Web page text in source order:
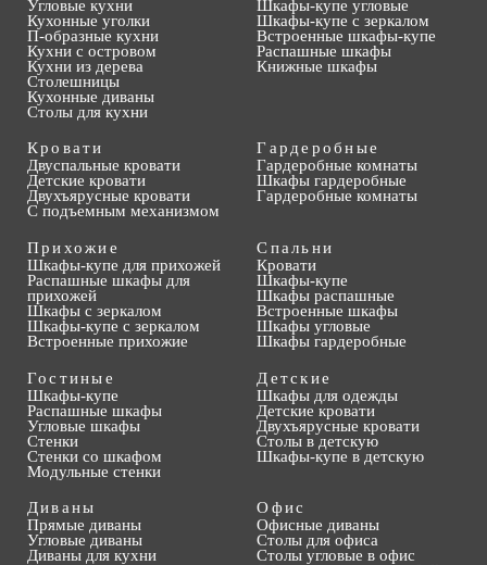
Угловые кухни
Кухонные уголки
П-образные кухни
Кухни с островом
Кухни из дерева
Столешницы
Кухонные диваны
Столы для кухни
Шкафы-купе угловые
Шкафы-купе с зеркалом
Встроенные шкафы-купе
Распашные шкафы
Книжные шкафы
Кровати
Двуспальные кровати
Детские кровати
Двухъярусные кровати
С подъемным механизмом
Гардеробные
Гардеробные комнаты
Шкафы гардеробные
Гардеробные комнаты
Прихожие
Шкафы-купе для прихожей
Распашные шкафы для
прихожей
Шкафы с зеркалом
Шкафы-купе с зеркалом
Встроенные прихожие
Спальни
Кровати
Шкафы-купе
Шкафы распашные
Встроенные шкафы
Шкафы угловые
Шкафы гардеробные
Гостиные
Шкафы-купе
Распашные шкафы
Угловые шкафы
Стенки
Стенки со шкафом
Модульные стенки
Детские
Шкафы для одежды
Детские кровати
Двухъярусные кровати
Столы в детскую
Шкафы-купе в детскую
Диваны
Прямые диваны
Угловые диваны
Диваны для кухни
Офис
Офисные диваны
Столы для офиса
Столы угловые в офис